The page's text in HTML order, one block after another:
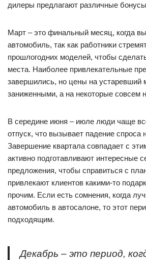
дилеры предлагают различные
Март – это финальный месяц, когда
автомобиль, так как работники
прошлогодних моделей, чтобы
места. Наиболее привлекательные
завершились, но цены на устаревший
заниженными, а на некоторые совсем
В середине июня – июле люди чаще
отпуск, что вызывает падение спроса
Завершение квартала совпадает с
активно подготавливают интересные
предложения, чтобы справиться с
привлекают клиентов какими-то
прочим. Если есть сомнения, когда
автомобиль в автосалоне, то этот
подходящим.
Декабрь – это период,